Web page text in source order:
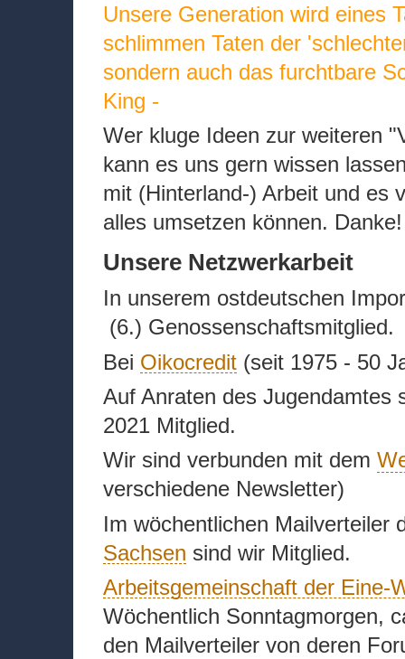
Unsere Generation wird eines
schlimmen Taten der
sondern auch das furchtbare
King -
Wer kluge Ideen zur weiteren
kann es uns gern wissen
mit (Hinterland-) Arbeit und es
alles umsetzen können. Danke!
Unsere Netzwerkarbeit
In unserem ostdeutschen
(6.) Genossenschaftsmitglied.
Bei Oikocredit(seit 1975 - 50
Auf Anraten des Jugendamtes
2021 Mitglied.
Wir sind verbunden mit dem
verschiedene Newsletter)
Im wöchentlichen Mailverteiler
Sachsen sind wir Mitglied.
Arbeitsgemeinschaft der Eine-
Wöchentlich Sonntagmorgen,
den Mailverteiler von deren